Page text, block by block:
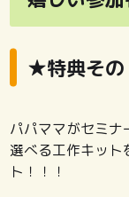
★特典そ
パパママがセミナ
選べる工作キッ
ト！！！